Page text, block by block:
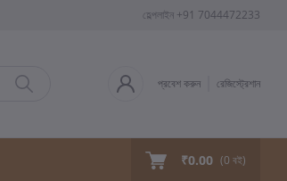
হেল্পলাইন +91 7044472233
প্রবেশ করুন রেজিস্ট্রেশান
₹0.00 (0 বই)